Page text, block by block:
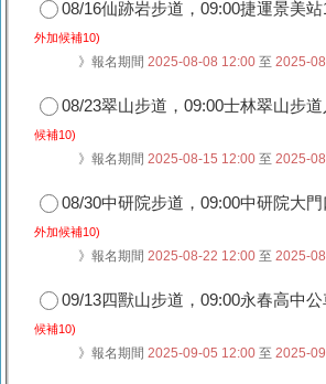
08/16仙跡岩步道，09:00捷運景美
外加候補10)
》報名期間 2025-08-08 12:00 至 2025-
08/23翠山步道，09:00士林翠山步
候補10)
》報名期間 2025-08-15 12:00 至 2025-
08/30中研院步道，09:00中研院大
外加候補10)
》報名期間 2025-08-22 12:00 至 2025-
09/13四獸山步道，09:00永春高中
候補10)
》報名期間 2025-09-05 12:00 至 2025-